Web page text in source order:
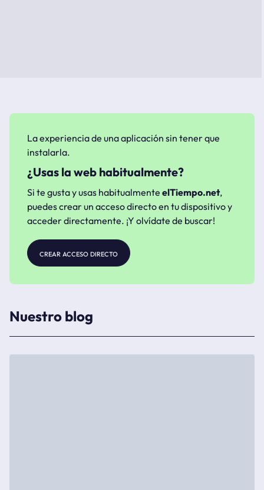
La experiencia de una aplicación sin tener que
instalarla.
¿Usas la web habitualmente?
Si te gusta y usas habitualmente elTiempo.net,
puedes crear un acceso directo en tu dispositivo y
acceder directamente. ¡Y olvídate de buscar!
crear acceso directo
Nuestro blog